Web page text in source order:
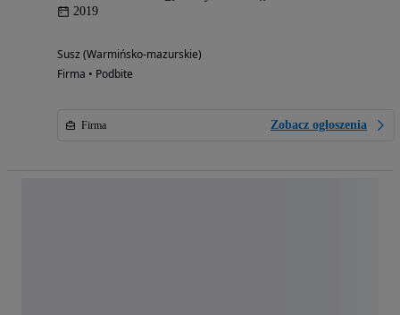
2019
Susz (Warmińsko-mazurskie)
Firma • Podbite
Firma Zobacz ogłoszenia